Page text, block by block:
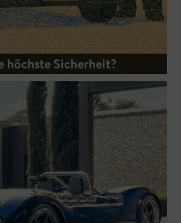
höchste Sicherheit?